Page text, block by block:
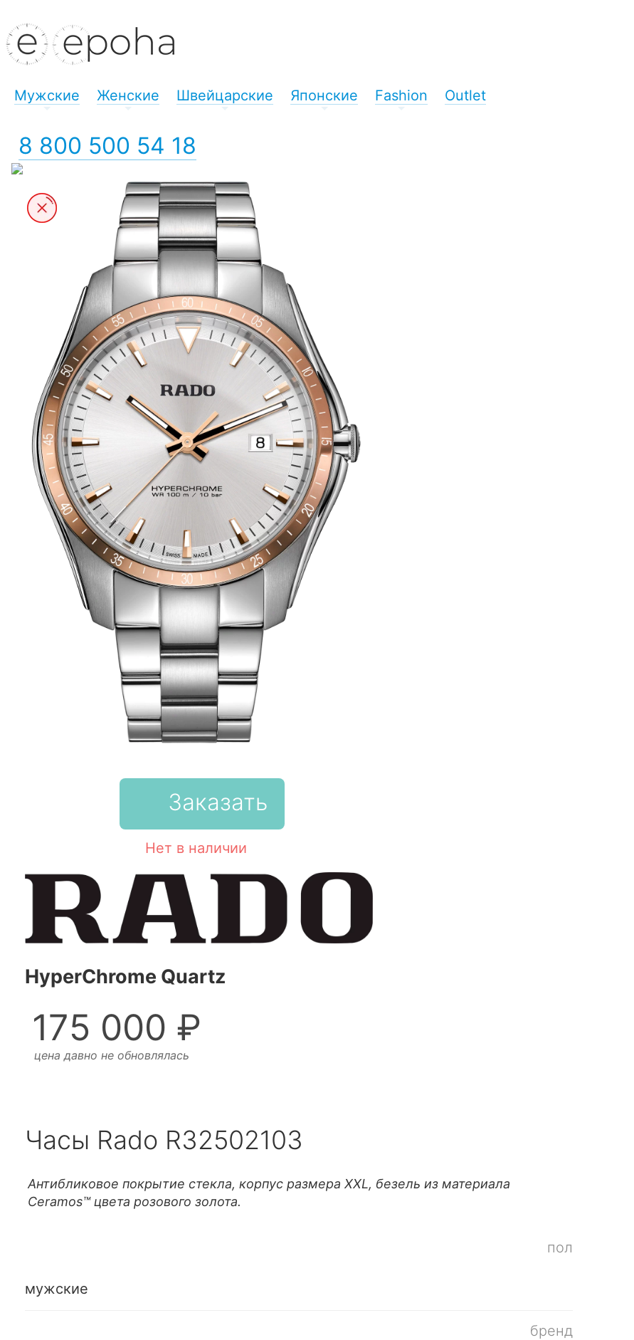
Мужские Женские Швейцарские Японские Fashion Outlet
8 800 500 54 18
Заказать
Нет в наличии
HyperChrome Quartz
175 000 ₽
цена давно не обновлялась
Часы Rado R32502103
Антибликовое покрытие стекла, корпус размера XXL, безель из материала
Ceramos™ цвета розового золота.
пол
мужские
бренд